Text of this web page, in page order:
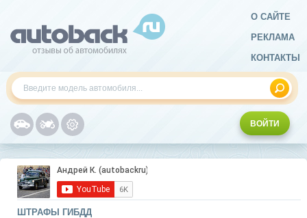
О САЙТЕ
РЕКЛАМА
КОНТАКТЫ
ВОЙТИ
ШТРАФЫ ГИБДД